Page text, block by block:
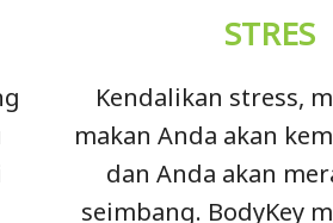
STRES
Kendalikan stress,
makan Anda akan
dan Anda akan
seimbang. BodyKey